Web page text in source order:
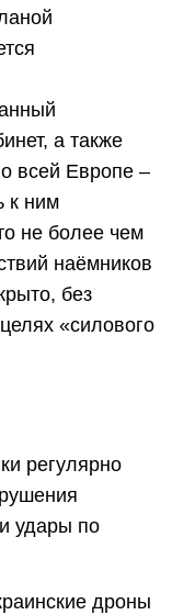
а также
всей Европе –
к ним
не более чем
наёмников
без
«силового
регулярно
удары по
дроны